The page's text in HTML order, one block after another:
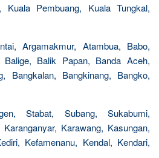
Kuala Pembuang, Kuala Tungkal,
Argamakmur, Atambua, Babo,
Balige, Balik Papan, Banda Aceh,
Bangkalan, Bangkinang, Bangko,
Stabat, Subang, Sukabumi,
Karawang, Kasungan,
Kefamenanu, Kendal, Kendari,